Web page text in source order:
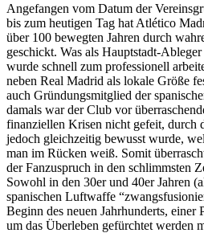
Angefangen vom Datum der
bis zum heutigen Tag hat Atlético
über 100 bewegten Jahren durch
geschickt. Was als Hauptstadt-
wurde schnell zum professionell
neben Real Madrid als lokale Größe
auch Gründungsmitglied der
damals war der Club vor
finanziellen Krisen nicht gefeit, durch
jedoch gleichzeitig bewusst wurde,
man im Rücken weiß. Somit
der Fanzuspruch in den schlimmsten
Sowohl in den 30er und 40er Jahren
spanischen Luftwaffe
Beginn des neuen Jahrhunderts, einer
um das Überleben gefürchtet werden